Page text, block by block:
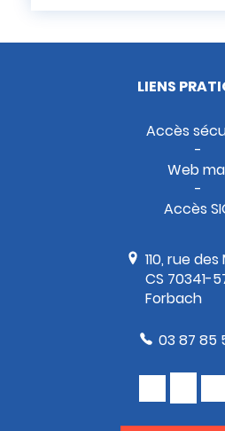
LIENS
Accès
Web
Accès
110, rue
CS 70341-
Forbach
03 87 85